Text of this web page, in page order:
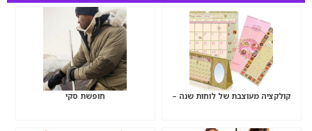
קולקציה מעוצבת של לוחות שנה – חופשת סקי